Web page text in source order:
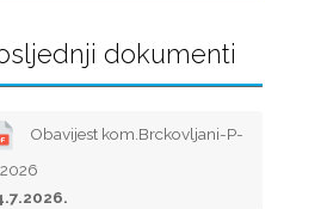
dokumenti
Obavijest kom.Brckovljani-P-